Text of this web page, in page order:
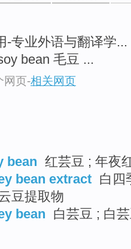
-专业外语与翻译学
bean 毛豆 ...
网页-相关网页
bean 红芸豆 ; 年夜
bean extract 白四
豆提取物
bean 白芸豆 ; 白